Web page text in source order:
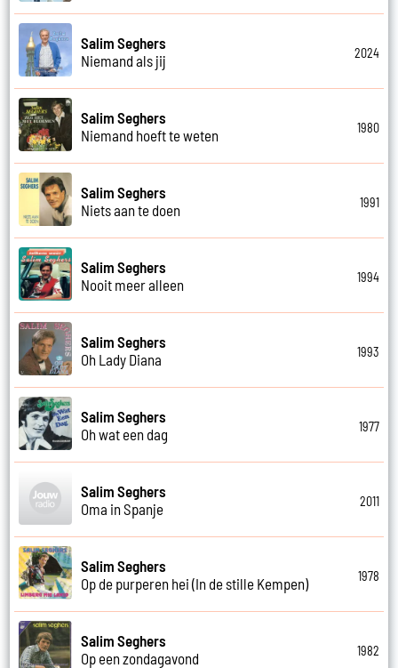
Salim Seghers
Niemand als jij
2024
Salim Seghers
Niemand hoeft te weten
1980
Salim Seghers
Niets aan te doen
1991
Salim Seghers
Nooit meer alleen
1994
Salim Seghers
Oh Lady Diana
1993
Salim Seghers
Oh wat een dag
1977
Salim Seghers
Oma in Spanje
2011
Salim Seghers
Op de purperen hei (In de stille Kempen)
1978
Salim Seghers
Op een zondagavond
1982